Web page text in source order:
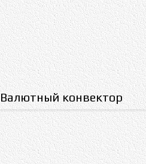
Валютный конвектор